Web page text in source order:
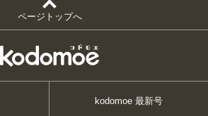
ページトップへ
kodomoe 最新号